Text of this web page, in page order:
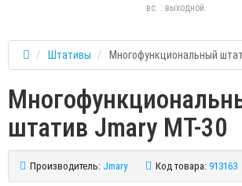
вс. : выходной.
Штативы Многофункциональный
штатив Jmary MT-30
Производитель: Jmary Код товара: 913163